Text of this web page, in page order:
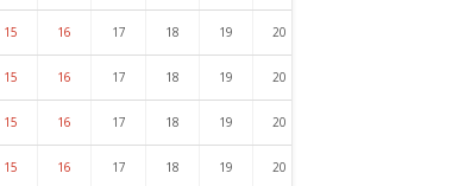
15 16 17 18 19 20
15 16 17 18 19 20
15 16 17 18 19 20
15 16 17 18 19 20